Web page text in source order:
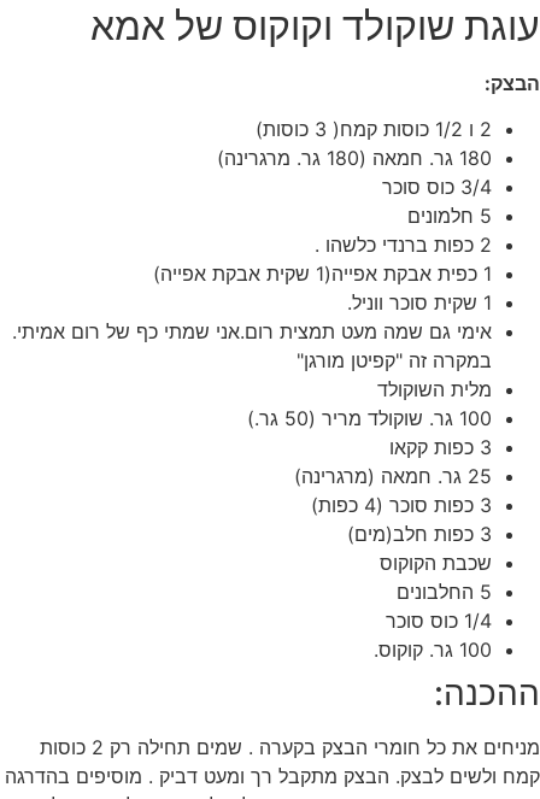
עוגת שוקולד וקוקוס של אמא
הבצק:
2 ו 1/2 כוסות קמח( 3 כוסות)
180 גר. חמאה (180 גר. מרגרינה)
3/4 כוס סוכר
5 חלמונים
2 כפות ברנדי כלשהו .
1 כפית אבקת אפייה(1 שקית אבקת אפייה)
1 שקית סוכר ווניל.
אימי גם שמה מעט תמצית רום.אני שמתי כף של רום אמיתי.
במקרה זה "קפיטן מורגן"
מלית השוקולד
100 גר. שוקולד מריר (50 גר.)
3 כפות קקאו
25 גר. חמאה (מרגרינה)
3 כפות סוכר (4 כפות)
3 כפות חלב(מים)
שכבת הקוקוס
5 החלבונים
1/4 כוס סוכר
100 גר. קוקוס.
ההכנה:
מניחים את כל חומרי הבצק בקערה . שמים תחילה רק 2 כוסות
קמח ולשים לבצק. הבצק מתקבל רך ומעט דביק . מוסיפים בהדרגה